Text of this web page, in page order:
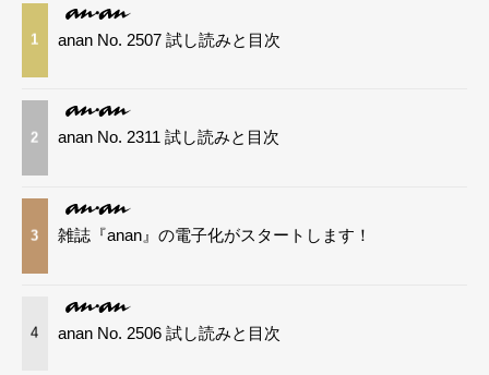
1 anan No. 2507 試し読みと目次
2 anan No. 2311 試し読みと目次
3 雑誌『anan』の電子化がスタートします！
4 anan No. 2506 試し読みと目次